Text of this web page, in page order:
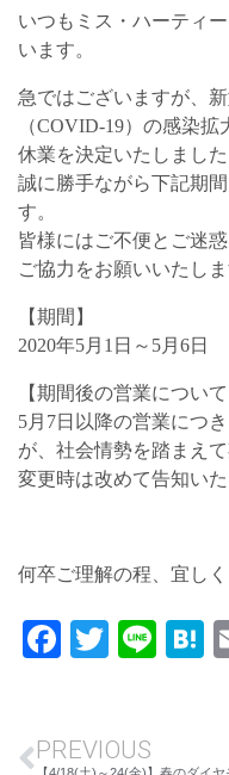
いつもミス・ハーティ
います。
急ではございますが、
（COVID-19）の感染
休業を決定いたしました
誠に勝手ながら下記期
す。
皆様にはご不便とご迷
ご協力をお願いいたしま
【期間】
2020年5月1日～5月6日
【期間後の営業について
5月7日以降の営業につ
が、社会情勢を踏まえ
変更時は改めて告知いた
何卒ご理解の程、宜し
Facebook
Twitter
Line
PREVIOUS